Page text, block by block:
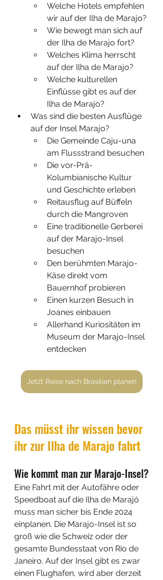
Welche Hotels empfehlen
wir auf der Ilha de Marajo?
Wie bewegt man sich auf
der Ilha de Marajo fort?
Welches Klima herrscht
auf der Ilha de Marajo?
Welche kulturellen
Einflüsse gibt es auf der
Ilha de Marajo?
Was sind die besten Ausflüge
auf der Insel Marajo?
Die Gemeinde Caju-una
am Flussstrand besuchen
Die vor-Prä-
Kolumbianische Kultur
und Geschichte erleben
Reitausflug auf Büffeln
durch die Mangroven
Eine traditionelle Gerberei
auf der Marajo-Insel
besuchen
Den berühmten Marajo-
Käse direkt vom
Bauernhof probieren
Einen kurzen Besuch in
Joanes einbauen
Allerhand Kuriositäten im
Museum der Marajo-Insel
entdecken
Jetzt Reise nach Brasilien planen
Das müsst ihr wissen bevor
ihr zur Ilha de Marajo fahrt
Wie kommt man zur Marajo-Insel?
Eine Fahrt mit der Autofähre oder
Speedboat auf die Ilha de Marajó
muss man sicher bis Ende 2024
einplanen. Die Marajo-Insel ist so
groß wie die Schweiz oder der
gesamte Bundesstaat von Rio de
Janeiro. Auf der Insel gibt es zwar
einen Flughafen, wird aber derzeit